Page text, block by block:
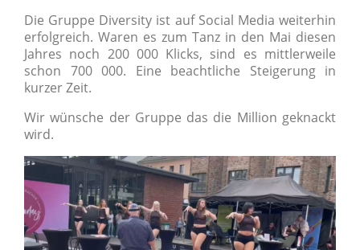
Die Gruppe Diversity ist auf Social Media weiterhin
erfolgreich. Waren es zum Tanz in den Mai diesen
Jahres noch 200 000 Klicks, sind es mittlerweile
schon 700 000. Eine beachtliche Steigerung in
kurzer Zeit.
Wir wünsche der Gruppe das die Million geknackt
wird.